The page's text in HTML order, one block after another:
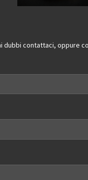
dubbi contattaci, oppure